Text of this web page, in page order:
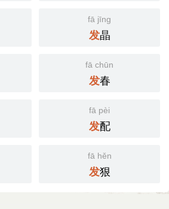
fā jīng
发晶
fā chūn
发春
fā pèi
发配
fā hěn
发狠